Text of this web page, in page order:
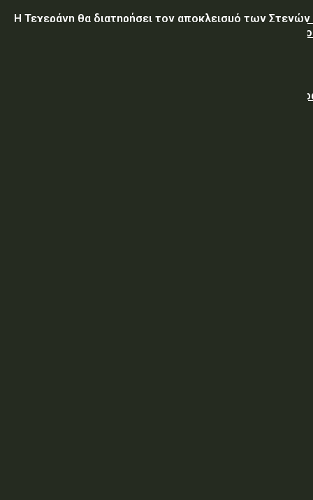
Η Τεχεράνη θα διατηρήσει τον αποκλεισμό των Στενών
Ορμούζ έως ότου οι ΗΠΑ αποδεχθούν “όλους” τους
Ο Νετανιάχου απορρίπτει το ειρηνευτικό σχέδιο του